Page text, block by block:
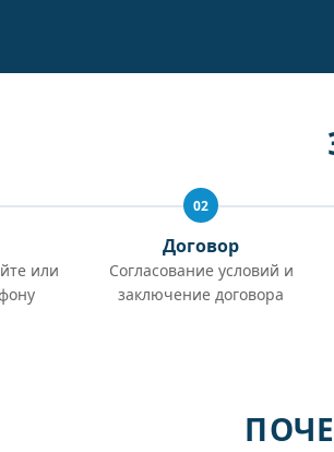
или
02
Договор
Согласование условий и
заключение договора